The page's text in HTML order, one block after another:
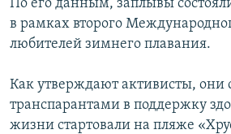
КРЫМ.НЕПОКОРЕННЫЙ
УКРАИНСКАЯ ПРОБЛЕМА КРЫМА
Все сайты RFE/RL
По его данным, заплывы
в рамках второго
любителей зимнего плавания.
Как утверждают активисты, они
транспарантами в поддержку
жизни стартовали на пляже